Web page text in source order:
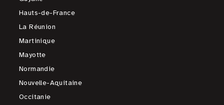
Hauts-de-France
La Réunion
Martinique
Mayotte
Normandie
Nouvelle-Aquitaine
Occitanie